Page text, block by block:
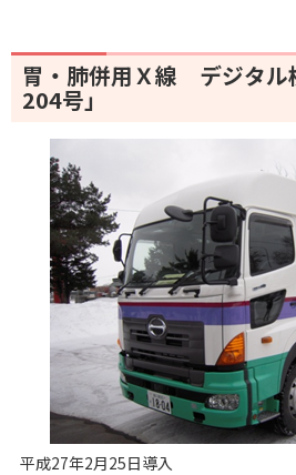
胃・肺併用Ｘ線 デジタル
204号」
平成27年2月25日導入